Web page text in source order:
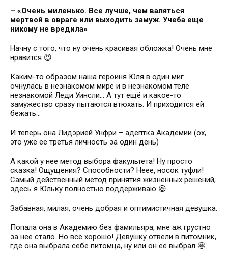
– «Очень миленько. Все лучше, чем валяться
мертвой в овраге или выходить замуж. Учеба еще
никому не вредила»
Начну с того, что ну очень красивая обложка! Очень мне
нравится 😍
Каким-то образом наша героиня Юля в один миг
очнулась в незнакомом мире и в незнакомом теле
незнакомой Леди Уинсли... А тут ещё и какое-то
замужество сразу пытаются втюхать. И приходится ей
бежать...
И теперь она Лидэрией Унфри – адептка Академии (ох,
это уже ее третья личность за один день)
А какой у нее метод выбора факультета! Ну просто
сказка! Ощущения? Способности? Неее, носок туфли!
Самый действенный метод принятия жизненных решений,
здесь я Юльку полностью поддерживаю 😆
Забавная, милая, очень добрая и оптимистичная девушка.
Попала она в Академию без фамильяра, мне аж грустно
за нее стало. Но всё хорошо! Девушку отвели в питомник,
где она выбрала себе питомца, ну или он её выбрал 🤩